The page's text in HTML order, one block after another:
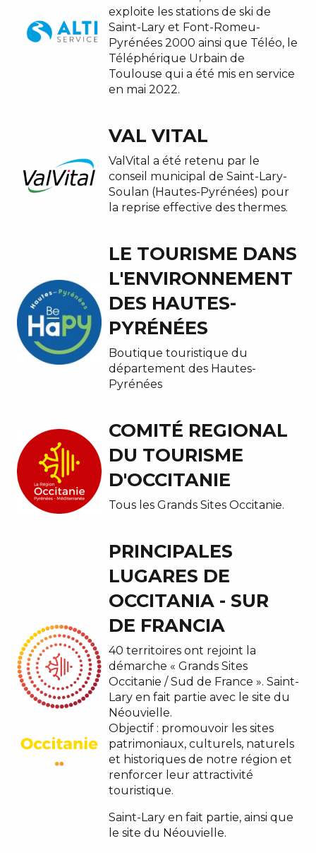
exploite les stations de ski de
Saint-Lary et Font-Romeu-
Pyrénées 2000 ainsi que Téléo, le
Téléphérique Urbain de
Toulouse qui a été mis en service
en mai 2022.
VAL VITAL
ValVital a été retenu par le
conseil municipal de Saint-Lary-
Soulan (Hautes-Pyrénées) pour
la reprise effective des thermes.
LE TOURISME DANS
L'ENVIRONNEMENT
DES HAUTES-
PYRÉNÉES
Boutique touristique du
département des Hautes-
Pyrénées
COMITÉ REGIONAL
DU TOURISME
D'OCCITANIE
Tous les Grands Sites Occitanie.
PRINCIPALES
LUGARES DE
OCCITANIA - SUR
DE FRANCIA
40 territoires ont rejoint la
démarche « Grands Sites
Occitanie / Sud de France ». Saint-
Lary en fait partie avec le site du
Néouvielle.
Objectif : promouvoir les sites
patrimoniaux, culturels, naturels
et historiques de notre région et
renforcer leur attractivité
touristique.
Saint-Lary en fait partie, ainsi que
le site du Néouvielle.